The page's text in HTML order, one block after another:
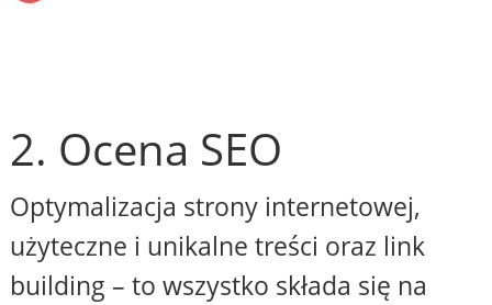
2. Ocena SEO
Optymalizacja strony internetowej,
użyteczne i unikalne treści oraz link
building – to wszystko składa się na